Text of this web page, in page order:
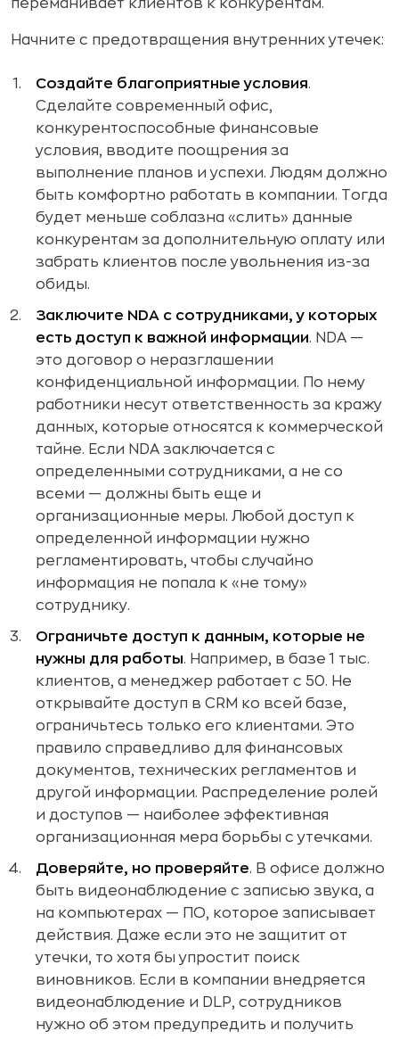
переманивает клиентов к конкурентам.
Начните с предотвращения внутренних утечек:
Создайте благоприятные условия.
Сделайте современный офис,
конкурентоспособные финансовые
условия, вводите поощрения за
выполнение планов и успехи. Людям должно
быть комфортно работать в компании. Тогда
будет меньше соблазна «слить» данные
конкурентам за дополнительную оплату или
забрать клиентов после увольнения из-за
обиды.
Заключите NDA с сотрудниками, у которых
есть доступ к важной информации. NDA —
это договор о неразглашении
конфиденциальной информации. По нему
работники несут ответственность за кражу
данных, которые относятся к коммерческой
тайне. Если NDA заключается с
определенными сотрудниками, а не со
всеми — должны быть еще и
организационные меры. Любой доступ к
определенной информации нужно
регламентировать, чтобы случайно
информация не попала к «не тому»
сотруднику.
Ограничьте доступ к данным, которые не
нужны для работы. Например, в базе 1 тыс.
клиентов, а менеджер работает с 50. Не
открывайте доступ в CRM ко всей базе,
ограничьтесь только его клиентами. Это
правило справедливо для финансовых
документов, технических регламентов и
другой информации. Распределение ролей
и доступов — наиболее эффективная
организационная мера борьбы с утечками.
Доверяйте, но проверяйте. В офисе должно
быть видеонаблюдение с записью звука, а
на компьютерах — ПО, которое записывает
действия. Даже если это не защитит от
утечки, то хотя бы упростит поиск
виновников. Если в компании внедряется
видеонаблюдение и DLP, сотрудников
нужно об этом предупредить и получить